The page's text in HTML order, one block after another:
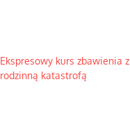
Ekspresowy kurs zbawienia z
rodzinną katastrofą